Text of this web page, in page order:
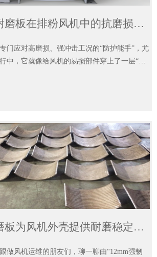
双金属堆焊耐磨板在排粉风机中的抗磨损实践与应用
门应对高磨损、强冲击工况的“防护能手”，尤
中，它就像给风机的易损部件穿上了一层“金
完好。
复合堆焊耐磨板为风机外壳提供耐磨稳定运维效能
做风机运维的朋友们，聊一聊由“12mm强韧